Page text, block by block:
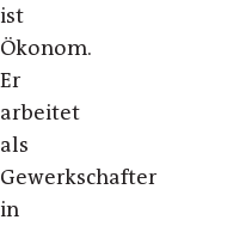
ist
Ökonom.
Er
arbeitet
als
Gewerkschafter
in